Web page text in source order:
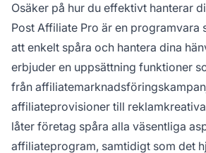
Osäker på hur du effektivt hanterar
Post Affiliate Pro är en programvara
att enkelt spåra och hantera dina
erbjuder en uppsättning funktioner
från
affiliateprovisioner till
låter företag spåra alla väsentliga
affiliateprogram, samtidigt som det